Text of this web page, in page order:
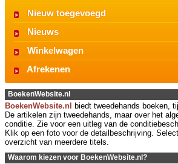
Nieuw toegevoegd
Nieuws
Winkelwagen
Afrekenen
BoekenWebsite.nl
BoekenWebsite.nl
biedt tweedehands boeken,
De artikelen zijn tweedehands, maar over het
conditie. Zie voor een uitleg van de
Klik op een foto voor de detailbeschrijving.
overzicht van meerdere titels.
Waarom kiezen voor BoekenWebsite.nl?